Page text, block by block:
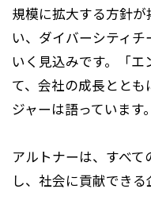
規模に拡大する方針
い、ダイバーシティ
いく見込みです。「
て、会社の成長とと
ジャーは語っています。
アルトナーは、すべ
し、社会に貢献できる